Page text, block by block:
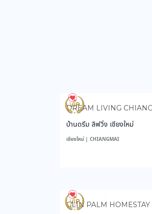
971
DREAM LIVING
บ้านดรีม ลิฟวิ่ง เชียงใหม่
เชียงใหม่ | CHIANGMAI
3,768
GLIN PALM HOMESTAY